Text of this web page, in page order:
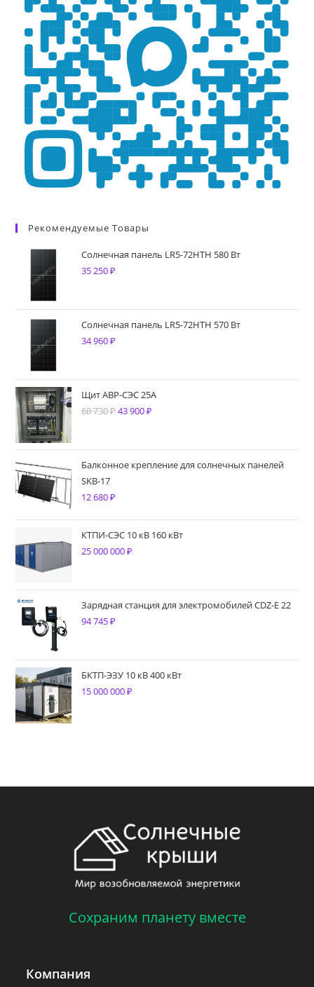
Рекомендуемые Товары
Солнечная панель LR5-72HTH 580 Вт
35 250₽
Солнечная панель LR5-72HTH 570 Вт
34 960₽
Щит АВР-СЭС 25А
68 730₽Первоначальная
68
43 900₽
900 ₽.
Балконное крепление для солнечных панелей
SKB-17
12 680₽
КТПИ-СЭС 10 кВ 160 кВт
25 000 000₽
Зарядная станция для электромобилей CDZ-E 22
94 745₽
БКТП-ЭЗУ 10 кВ 400 кВт
15 000 000₽
Сохраним планету вместе
Компания